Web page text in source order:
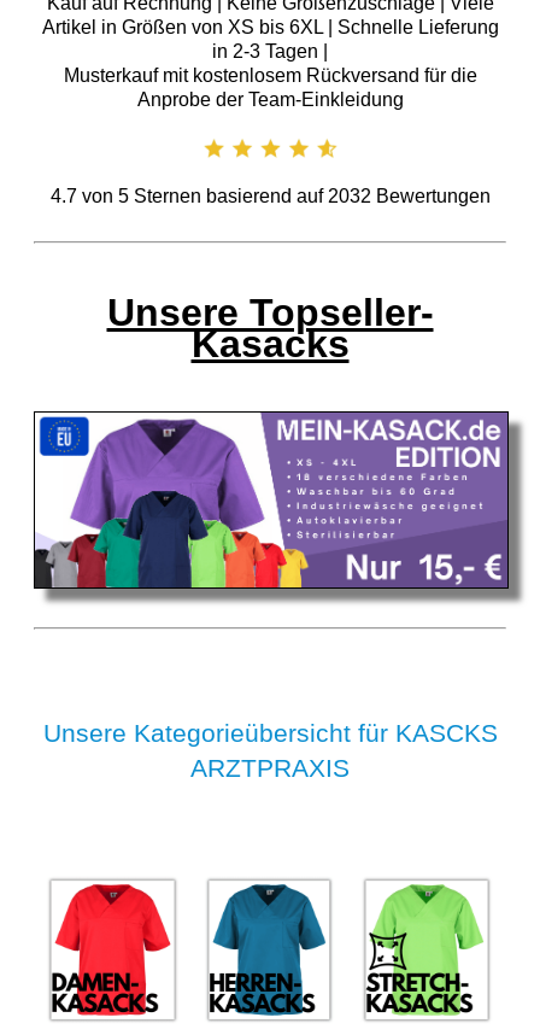
Artikel in Größen von XS bis 6XL | Schnelle Lieferung
in 2-3 Tagen |
Musterkauf mit kostenlosem Rückversand für die
Anprobe der Team-Einkleidung
4.7von 5Sternen basierend auf 2032 Bewertungen
Unsere Topseller-
Kasacks
Unsere Kategorieübersicht für KASCKS
ARZTPRAXIS